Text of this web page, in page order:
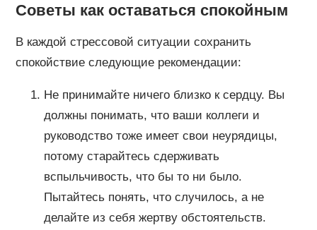
Советы как оставаться спокойным
В каждой стрессовой ситуации сохранить
спокойствие следующие рекомендации:
Не принимайте ничего близко к сердцу. Вы
должны понимать, что ваши коллеги и
руководство тоже имеет свои неурядицы,
потому старайтесь сдерживать
вспыльчивость, что бы то ни было.
Пытайтесь понять, что случилось, а не
делайте из себя жертву обстоятельств.